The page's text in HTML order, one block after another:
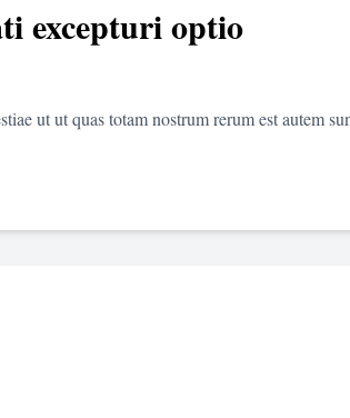
excepturi optio
ut ut quas totam nostrum rerum est autem